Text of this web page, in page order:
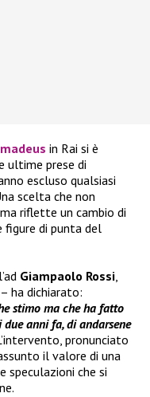
in Rai si è
ultime prese di
escluso qualsiasi
scelta che non
riflette un cambio di
di punta del
Giampaolo Rossi,
– ha dichiarato:
stimo ma che ha fatto
anni fa, di andarsene
pronunciato
il valore di una
speculazioni che si